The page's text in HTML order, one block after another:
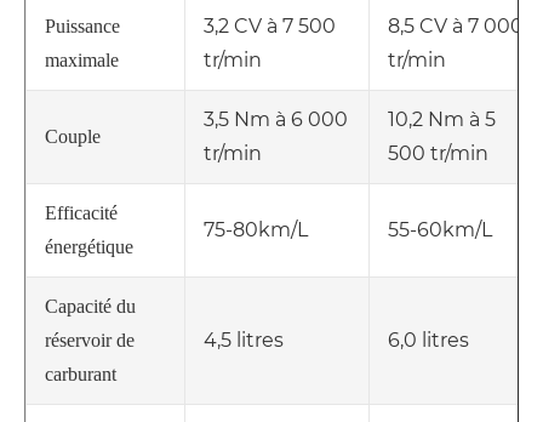
Puissance
maximale
3,2 CV à 7 500
tr/min
8,5 CV à 7 000
tr/min
Couple
3,5 Nm à 6 000
tr/min
10,2 Nm à 5
500 tr/min
Efficacité
énergétique
75-80km/L 55-60km/L
Capacité du
réservoir de
carburant
4,5 litres 6,0 litres